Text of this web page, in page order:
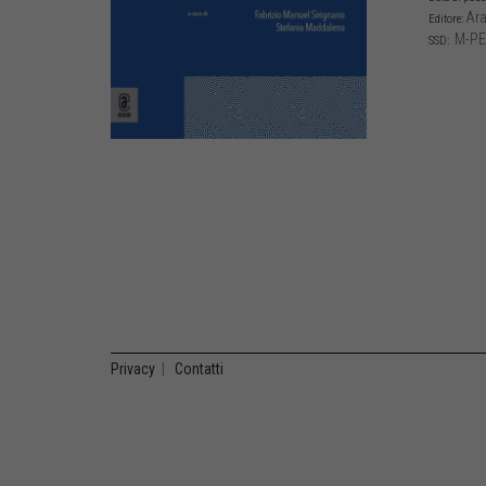
Editore:
SSD: M-
Privacy Contatti